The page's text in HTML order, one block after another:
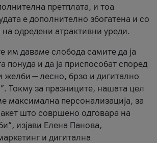
претплата, и тоа
е дополнително збогатена и со
одредени атрактивни уреди.
им даваме слобода самите да ја
понуда и да ја приспособат според
желби — лесно, брзо и дигитално
Токму за празниците, нашата цел
максимална персонализација, за
што совршено одговара на
изјави Елена Панова,
и дигитална